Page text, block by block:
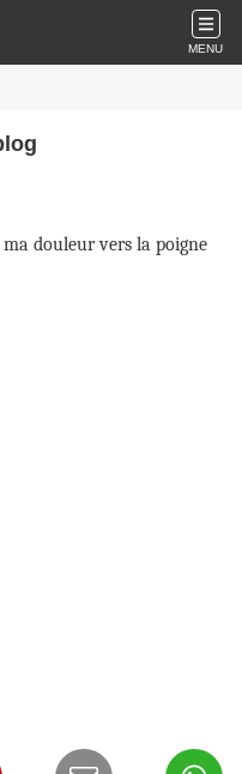
MENU
Overblog
douleur vers la poigne